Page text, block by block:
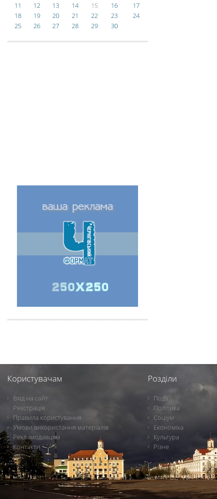
11
12 13 14 15 16
17
18
19 20 21 22 23
24
25
26 27 28 29 30
Користувачам
Вхід на сайт
Реєстрація
Правила користування
Умови використання матеріалів
Рекламодавцям
Контакти
Розділи
Події
Політика
Соціум
Економіка
Культура
Різне